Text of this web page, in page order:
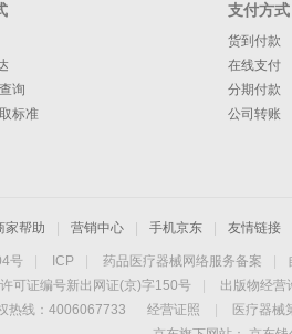
询
标准
支付方式
货到付款
在线支付
分期付款
公司转账
家帮助 营销中心 手机京东 友情链接
号 ICP 药品医疗器械网络服务备案
可证编号新出网证(京)字150号
出版物经营
热线：4006067733 经营证照 医疗器械